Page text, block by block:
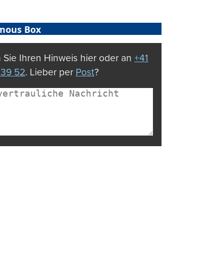
Box
Sie Ihren Hinweis hier oder an +41
52. Lieber per Post?